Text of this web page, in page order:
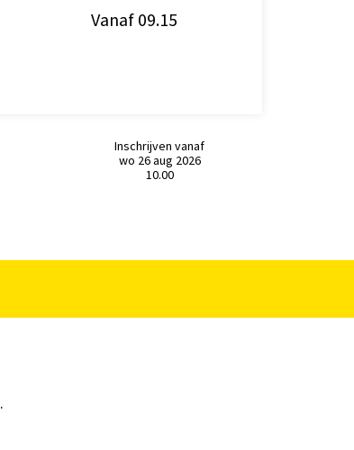
Vanaf 09.15
Inschrijven vanaf
wo 26 aug 2026
10.00
.